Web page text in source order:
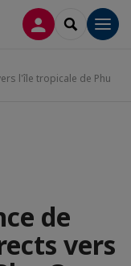
CONNEXION
l'île tropicale de Phu
de
vers